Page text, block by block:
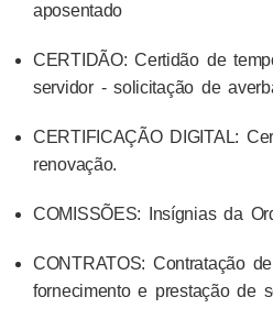
aposentado
CERTIDÃO: Certidão de
servidor - solicitação de
CERTIFICAÇÃO DIGITAL:
renovação.
COMISSÕES: Insígnias da
CONTRATOS: Contratação
fornecimento e prestação de